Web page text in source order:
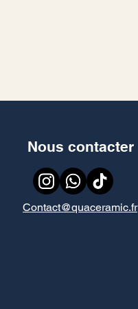
Nous contacter
Contact@quaceramic.fr